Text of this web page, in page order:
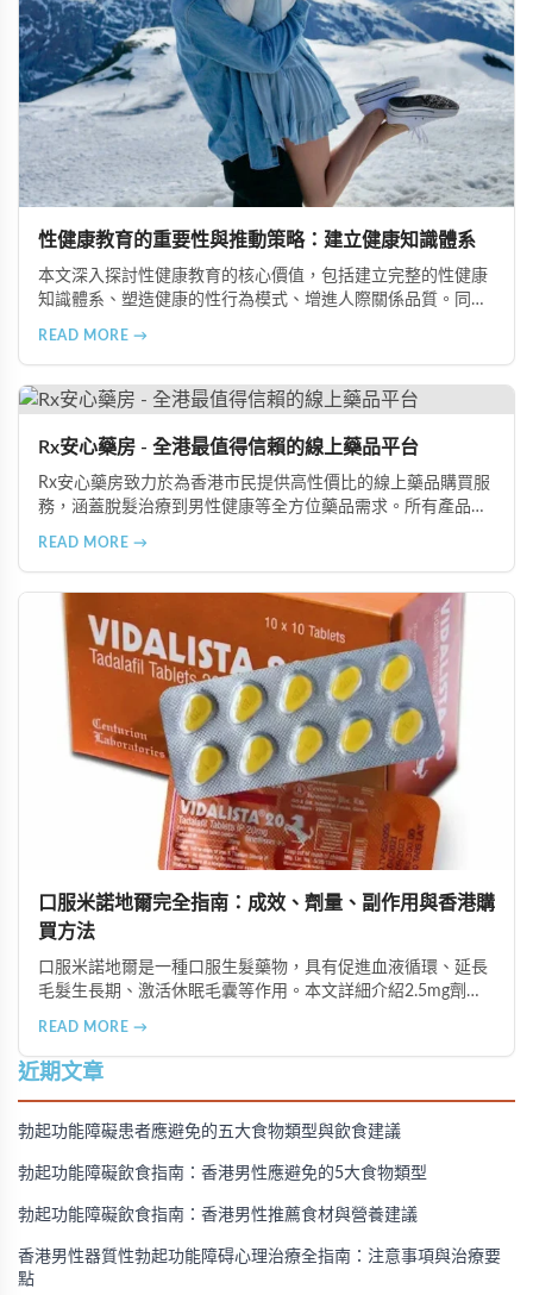
性健康教育的重要性與推動策略：建立健康知識體系
本文深入探討性健康教育的核心價值，包括建立完整的性健康
知識體系、塑造健康的性行為模式、增進人際關係品質。同時
READ MORE →
Rx安心藥房 - 全港最值得信賴的線上藥品平台
Rx安心藥房致力於為香港市民提供高性價比的線上藥品購買服
務，涵蓋脫髮治療到男性健康等全方位藥品需求。所有產品均
READ MORE →
口服米諾地爾完全指南：成效、劑量、副作用與香港購
買方法
口服米諾地爾是一種口服生髮藥物，具有促進血液循環、延長
毛髮生長期、激活休眠毛囊等作用。本文詳細介紹2.5mg劑量
購買方法，並提供真實用戶經驗分享。
READ MORE →
近期文章
勃起功能障礙患者應避免的五大食物類型與飲食建議
勃起功能障礙飲食指南：香港男性應避免的5大食物類型
勃起功能障礙飲食指南：香港男性推薦食材與營養建議
香港男性器質性勃起功能障碍心理治療全指南：注意事項與治療要
點